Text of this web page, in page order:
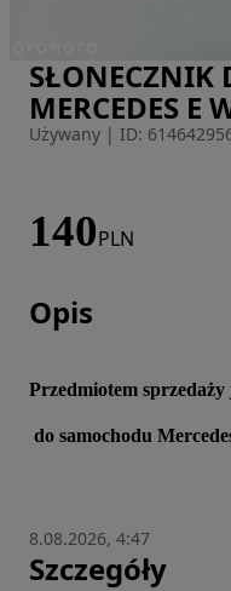
Zdjęcie 1 z 4
SŁONECZNIK
MERCEDES E
Używany | ID:
140PLN
Opis
Przedmiotem sprzedaży
do samochodu
8.08.2026, 4:47
Szczegóły